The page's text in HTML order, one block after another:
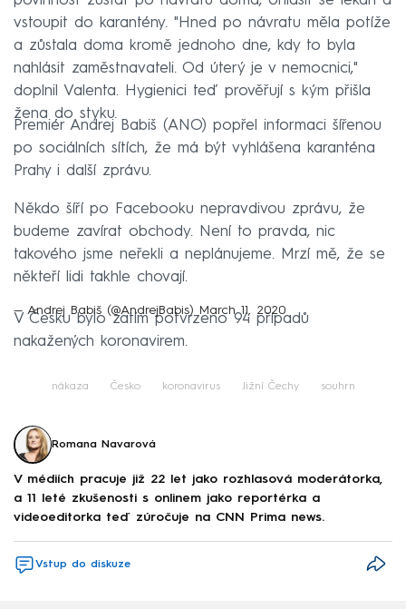
vstoupit do karantény. "Hned po návratu měla potíže
a zůstala doma kromě jednoho dne, kdy to byla
nahlásit zaměstnavateli. Od úterý je v nemocnici,"
doplnil Valenta. Hygienici teď prověřují s kým přišla
žena do styku.
Premiér Andrej Babiš (ANO) popřel informaci šířenou
po sociálních sítích, že má být vyhlášena karanténa
Prahy i další zprávu.
Někdo šíří po Facebooku nepravdivou zprávu, že
budeme zavírat obchody. Není to pravda, nic
takového jsme neřekli a neplánujeme. Mrzí mě, že se
někteří lidi takhle chovají.
— Andrej Babiš (@AndrejBabis) March 11, 2020
V Česku bylo zatím potvrzeno 94 případů
nakažených koronavirem.
nákaza Česko koronavirus Jižní Čechy souhrn
Romana Navarová
V médiích pracuje již 22 let jako rozhlasová moderátorka,
a 11 leté zkušenosti s onlinem jako reportérka a
videoeditorka teď zúročuje na CNN Prima news.
Vstup do diskuze